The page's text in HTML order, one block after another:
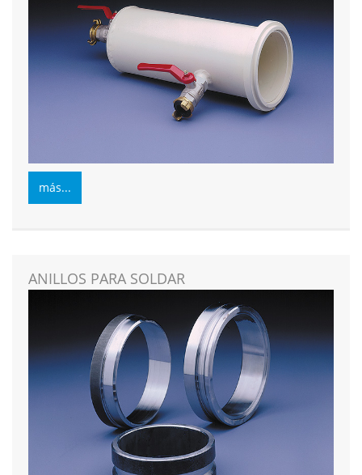
más...
ANILLOS PARA SOLDAR